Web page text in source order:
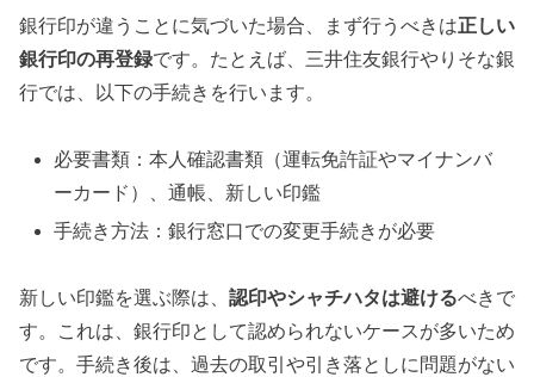
銀行印が違うことに気づいた場合、まず行うべきは正しい
銀行印の再登録です。たとえば、三井住友銀行やりそな銀
行では、以下の手続きを行います。
必要書類：本人確認書類（運転免許証やマイナンバ
ーカード）、通帳、新しい印鑑
手続き方法：銀行窓口での変更手続きが必要
新しい印鑑を選ぶ際は、 認印やシャチハタは避けるべきで
す。これは、銀行印として認められないケースが多いため
です。手続き後は、過去の取引や引き落としに問題がない